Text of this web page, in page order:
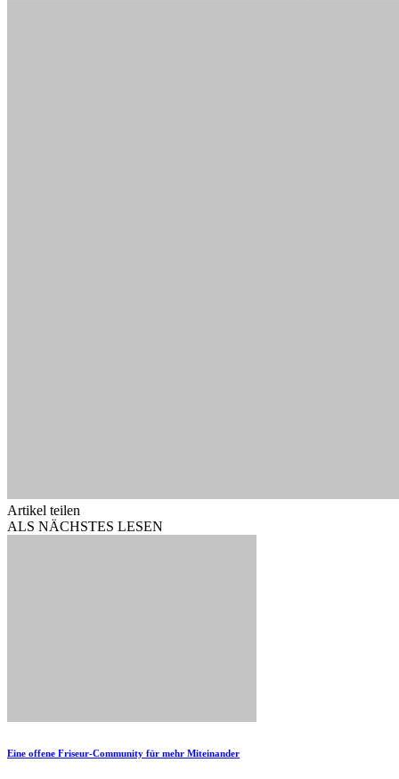
Artikel teilen
ALS NÄCHSTES LESEN
Eine offene Friseur-Community für mehr Miteinander